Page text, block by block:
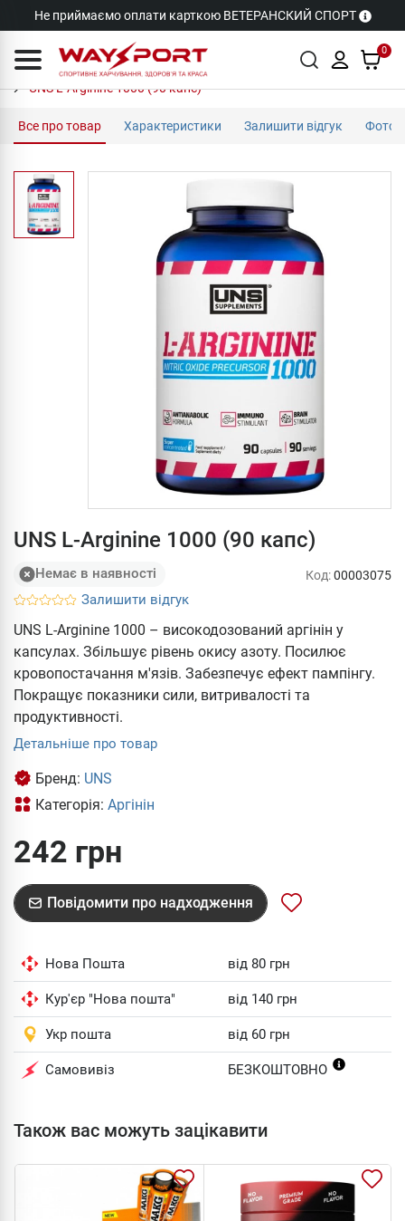
Не приймаємо оплати карткою ВЕТЕРАНСКИЙ СПОРТ
0
UNS L-Arginine 1000 (90 капс)
Все про товар Характеристики Залишити відгук Фото
UNS L-Arginine 1000 (90 капс)
Немає в наявності
Залишити відгук
Код:00003075
UNS L-Arginine 1000 – високодозований аргінін у
капсулах. Збільшує рівень окису азоту. Посилює
кровопостачання м'язів. Забезпечує ефект пампінгу.
Покращує показники сили, витривалості та
продуктивності.
Детальніше про товар
Бренд: UNS
Категорія: Аргінін
242 грн
Повідомити про надходження
Нова Пошта від 80 грн
Кур'єр "Нова пошта" від 140 грн
Укр пошта від 60 грн
Самовивіз БЕЗКОШТОВНО
Також вас можуть зацікавити